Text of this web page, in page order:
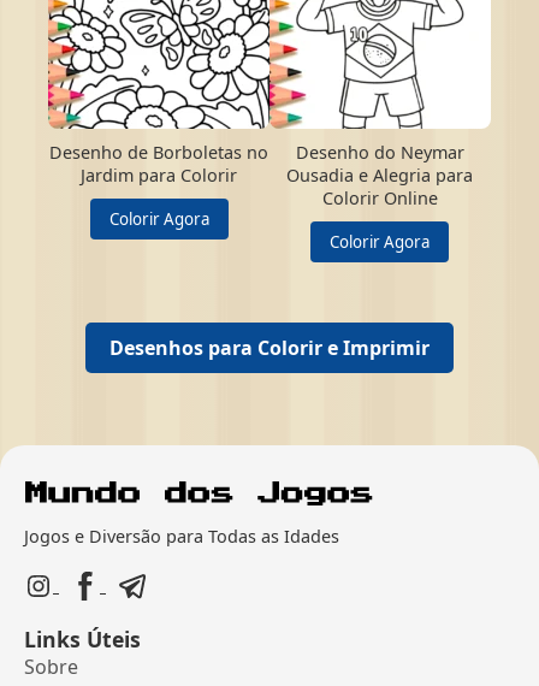
Desenho de Borboletas no
Jardim para Colorir
Colorir Agora
Desenho do Neymar
Ousadia e Alegria para
Colorir Online
Colorir Agora
Desenhos para Colorir e Imprimir
Jogos e Diversão para Todas as Idades
Links Úteis
Sobre